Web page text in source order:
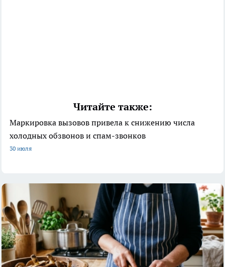
Читайте также:
Маркировка вызовов привела к снижению числа
холодных обзвонов и спам-звонков
30 июля